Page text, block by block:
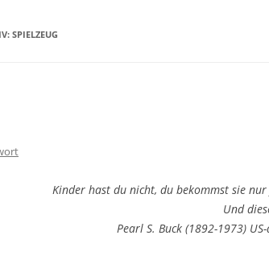
SPIELZEUG
Kinder hast du nicht, du bekommst sie
Und
Pearl S. Buck (1892-1973)